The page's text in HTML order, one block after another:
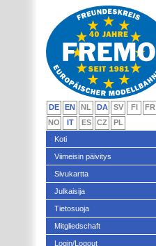
DE EN NL DA SV FI
FR
NO
IT ES CZ
PL
Koti
Viimeisin päivitys
Sivukartta
Julkaisija
Tietosuoja
Mitgliedschaft
Login/Logout